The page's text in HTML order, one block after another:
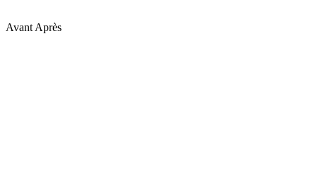
Avant Après